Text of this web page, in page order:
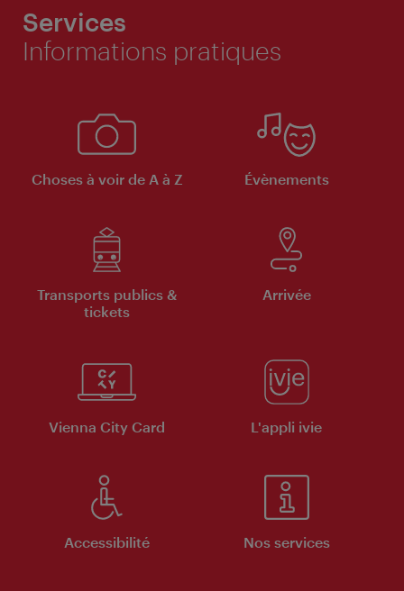
Services
Informations pratiques
Choses à voir de A à Z Évènements
Transports publics &
tickets
Arrivée
Vienna City Card L'appli ivie
Accessibilité Nos services